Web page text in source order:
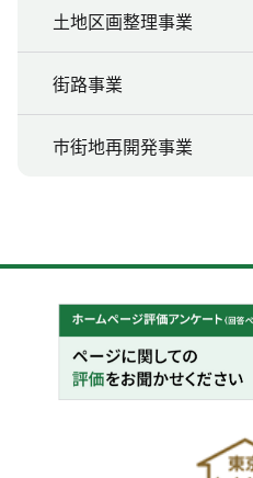
土地区画整理事業
街路事業
市街地再開発事業